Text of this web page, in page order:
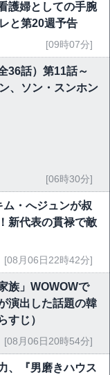
護婦としての手腕
と第20週予告
[09時07分]
36話）第11話～
、ソン・スンホン
[06時30分]
ム・へジュンが叔
新代表の貫禄で敵
[08月06日22時42分]
族」WOWOWで
演出した話題の韓
すじ）
[08月06日20時54分]
、『男磨きハウス